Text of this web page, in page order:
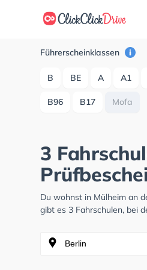
Führerscheinklassen
B BE A A1
B96 B17 Mofa
3
Du wohnst in Mülheim an
gibt es 3 Fahrschulen, bei